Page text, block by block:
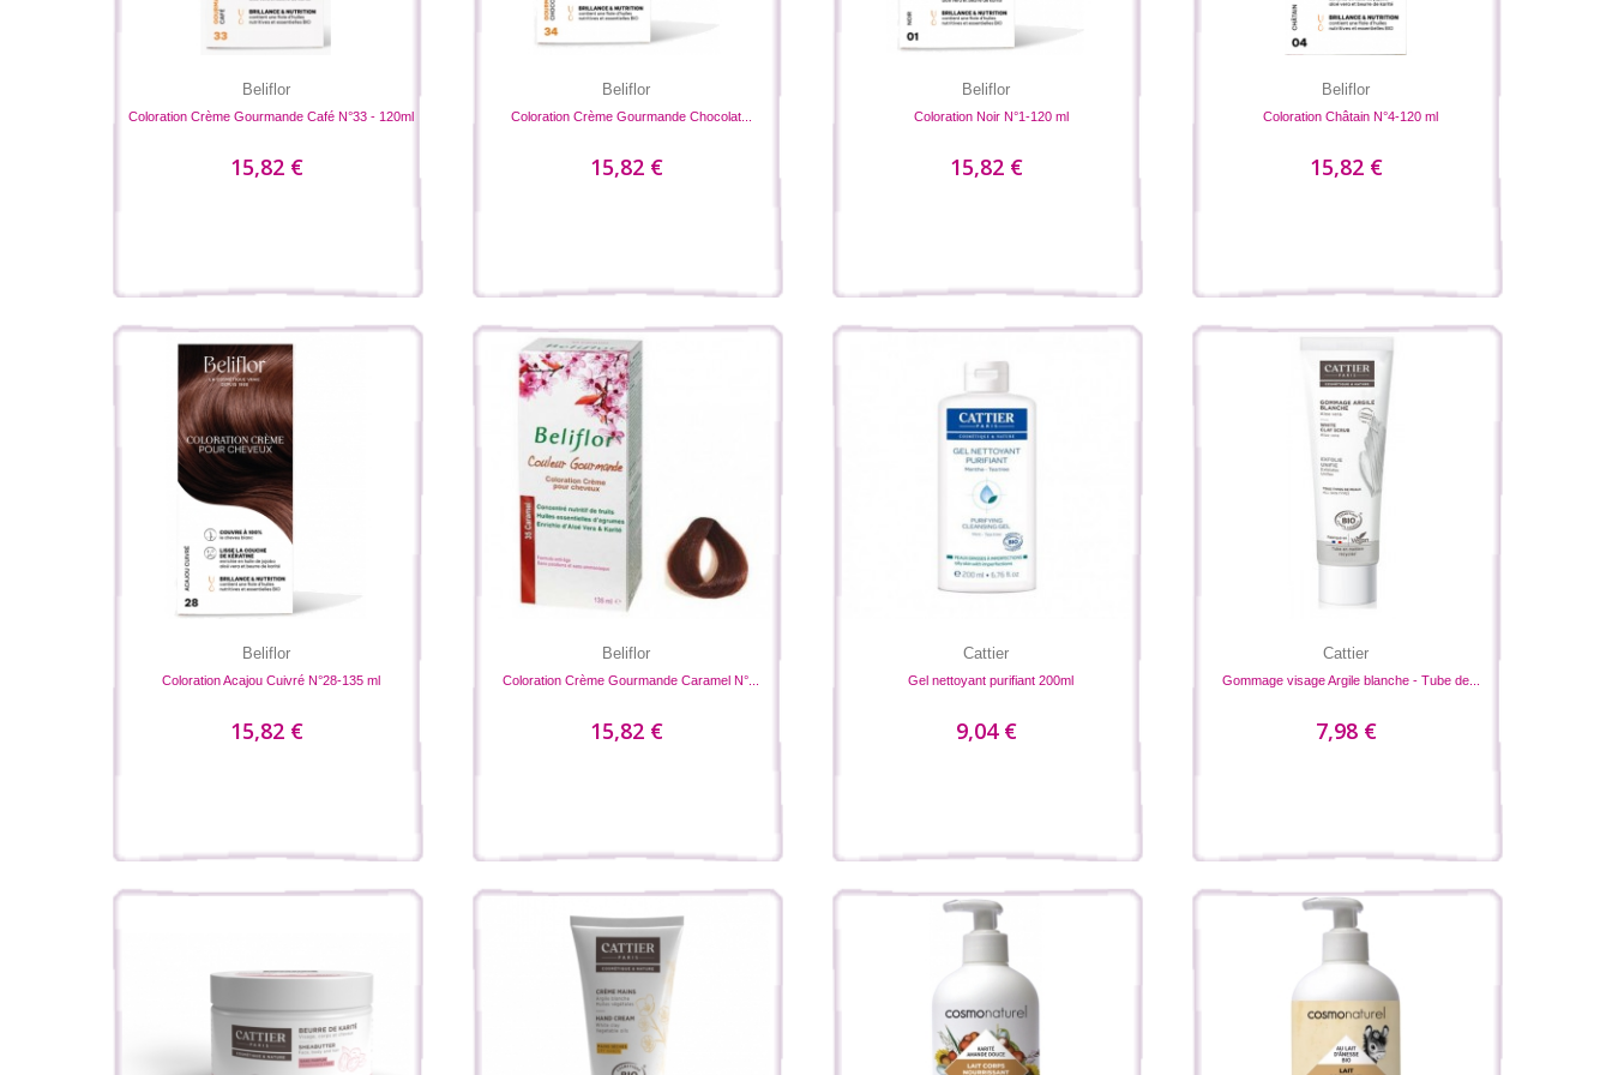
Beliflor
Coloration Crème Gourmande Café N°33 - 120ml
15,82 €
Beliflor
Coloration Crème Gourmande Chocolat...
15,82 €
Beliflor
Coloration Noir N°1-120 ml
15,82 €
Beliflor
Coloration Châtain N°4-120 ml
15,82 €
Beliflor
Coloration Acajou Cuivré N°28-135 ml
15,82 €
Beliflor
Coloration Crème Gourmande Caramel N°...
15,82 €
Cattier
Gel nettoyant purifiant 200ml
9,04 €
Cattier
Gommage visage Argile blanche - Tube de...
7,98 €